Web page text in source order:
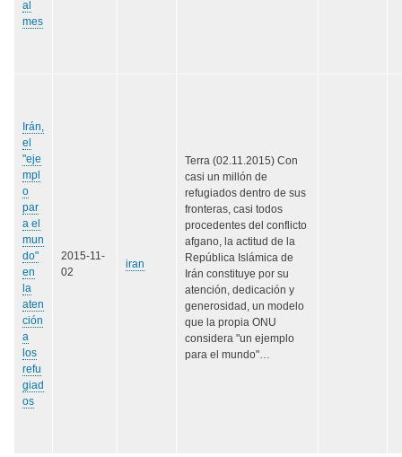
al
mes
Irán,
el
"eje
mpl
o
par
a el
mun
do"
en
la
aten
ción
a
los
refu
giad
os
2015-11-
02
iran
Terra (02.11.2015) Con
casi un millón de
refugiados dentro de sus
fronteras, casi todos
procedentes del conflicto
afgano, la actitud de la
República Islámica de
Irán constituye por su
atención, dedicación y
generosidad, un modelo
que la propia ONU
considera "un ejemplo
para el mundo"…